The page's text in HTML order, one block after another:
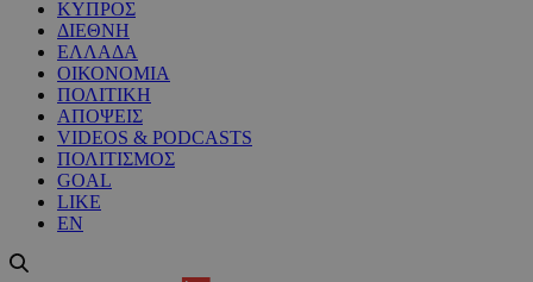
ΚΥΠΡΟΣ
ΔΙΕΘΝΗ
ΕΛΛΑΔΑ
ΟΙΚΟΝΟΜΙΑ
ΠΟΛΙΤΙΚΗ
ΑΠΟΨΕΙΣ
VIDEOS & PODCASTS
ΠΟΛΙΤΙΣΜΟΣ
GOAL
LIKE
EN